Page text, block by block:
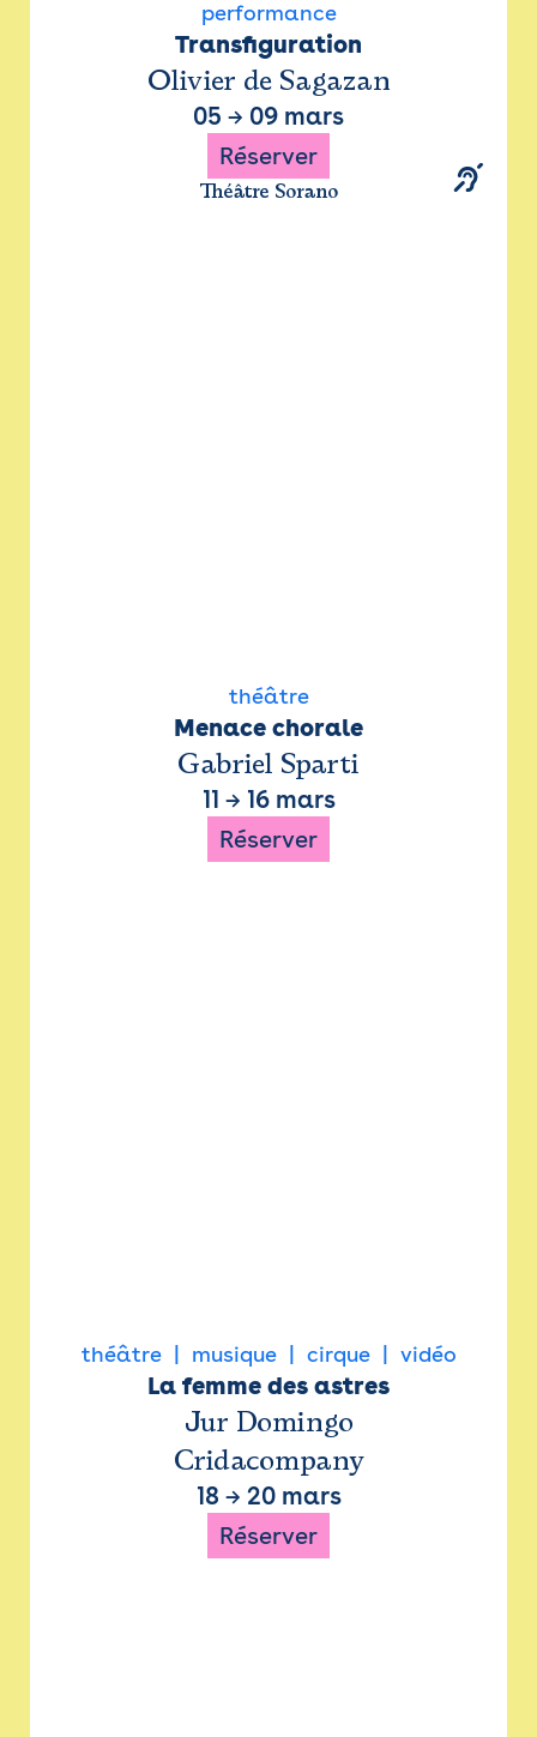
performance
Transfiguration
Olivier de Sagazan
05 → 09 mars
Réserver
Théâtre Sorano
théâtre
Menace chorale
Gabriel Sparti
11 → 16 mars
Réserver
théâtre musique cirque vidéo
La femme des astres
Jur Domingo
Cridacompany
18 → 20 mars
Réserver